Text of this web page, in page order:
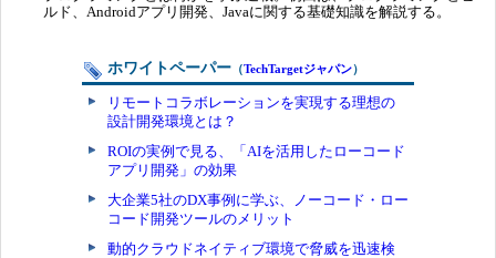
ルド、Androidアプリ開発、Javaに関する基礎知識を解説する。
ホワイトペーパー （TechTargetジャパン）
リモートコラボレーションを実現する理想の
設計開発環境とは？
ROIの実例で見る、「AIを活用したローコード
アプリ開発」の効果
大企業5社のDX事例に学ぶ、ノーコード・ロー
コード開発ツールのメリット
動的クラウドネイティブ環境で脅威を迅速検